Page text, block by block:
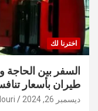
اخترنا لك
السفر بين
طيران بأسعار
ديسمبر 26, 2024